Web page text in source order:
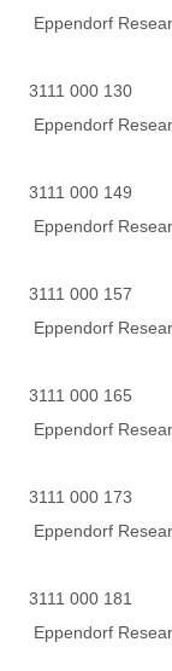
Eppendorf
3111 000 130
Eppendorf
3111 000 149
Eppendorf
3111 000 157
Eppendorf
3111 000 165
Eppendorf
3111 000 173
Eppendorf
3111 000 181
Eppendorf